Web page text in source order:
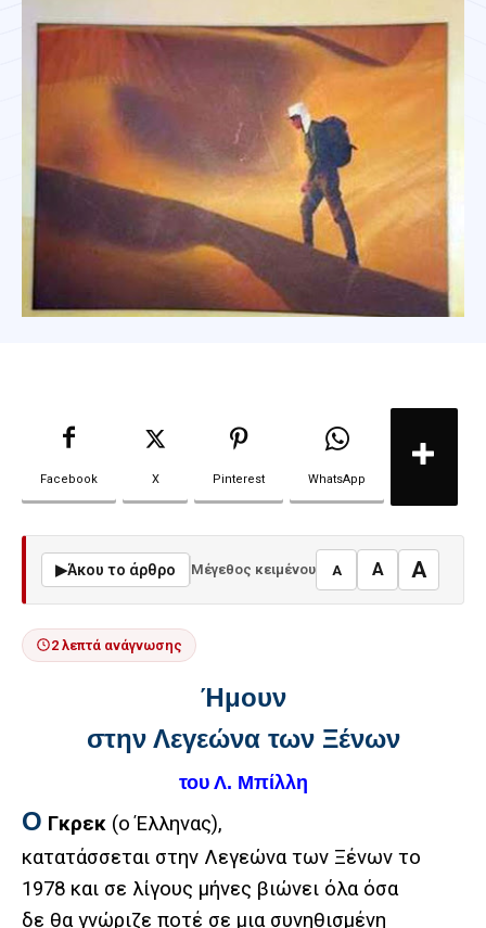
Facebook X Pinterest WhatsApp
▶Άκου το άρθρο Μέγεθος κειμένου A A A
2 λεπτά ανάγνωσης
Ήμουν
στην Λεγεώνα των Ξένων
του Λ. Μπίλλη
Ο Γκρεκ (ο Έλληνας),
κατατάσσεται στην Λεγεώνα των Ξένων το
1978 και σε λίγους μήνες βιώνει όλα όσα
δε θα γνώριζε ποτέ σε μια συνηθισμένη